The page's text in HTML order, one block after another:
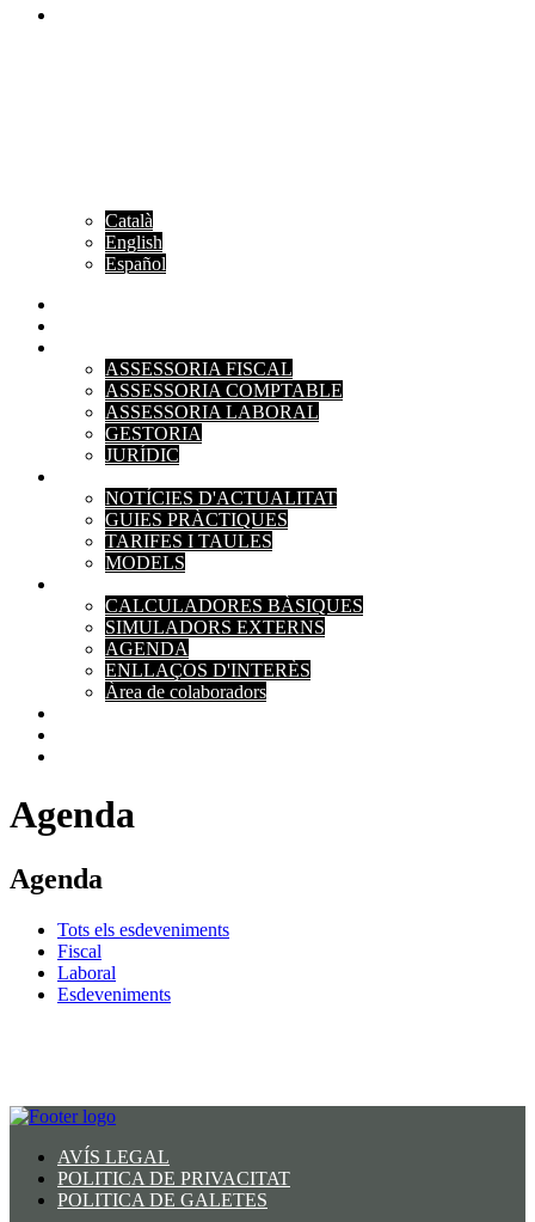
Català
English
Español
ASSESSORIA FISCAL
ASSESSORIA COMPTABLE
ASSESSORIA LABORAL
GESTORIA
JURÍDIC
NOTÍCIES D'ACTUALITAT
GUIES PRÀCTIQUES
TARIFES I TAULES
MODELS
CALCULADORES BÀSIQUES
SIMULADORS EXTERNS
AGENDA
ENLLAÇOS D'INTERÈS
Àrea de colaboradors
Agenda
Agenda
Tots els esdeveniments
Fiscal
Laboral
Esdeveniments
AVÍS LEGAL
POLITICA DE PRIVACITAT
POLITICA DE GALETES